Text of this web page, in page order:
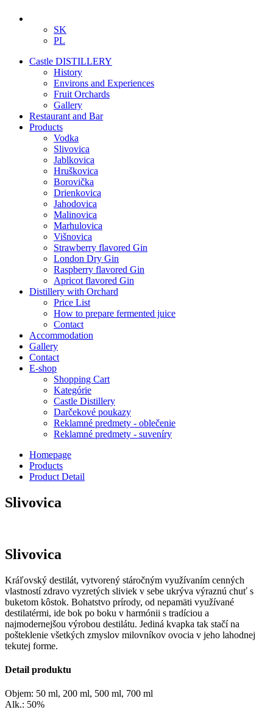
SK
PL
Castle DISTILLERY
History
Environs and Experiences
Fruit Orchards
Gallery
Restaurant and Bar
Products
Vodka
Slivovica
Jablkovica
Hruškovica
Borovička
Drienkovica
Jahodovica
Malinovica
Marhulovica
Višnovica
Strawberry flavored Gin
London Dry Gin
Raspberry flavored Gin
Apricot flavored Gin
Distillery with Orchard
Price List
How to prepare fermented juice
Contact
Accommodation
Gallery
Contact
E-shop
Shopping Cart
Kategórie
Castle Distillery
Darčekové poukazy
Reklamné predmety - oblečenie
Reklamné predmety - suveníry
Homepage
Products
Product Detail
Slivovica
Slivovica
Kráľovský destilát, vytvorený stáročným využívaním cenných
vlastností zdravo vyzretých sliviek v sebe ukrýva výraznú chuť s
buketom kôstok. Bohatstvo prírody, od nepamäti využívané
destilatérmi, ide bok po boku v harmónii s tradíciou a
najmodernejšou výrobou destilátu. Jediná kvapka tak stačí na
pošteklenie všetkých zmyslov milovníkov ovocia v jeho lahodnej
tekutej forme.
Detail produktu
Objem: 50 ml, 200 ml, 500 ml, 700 ml
Alk.: 50%